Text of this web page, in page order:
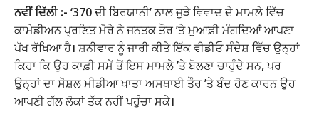
ਨਵੀਂ ਦਿੱਲੀ :- ‘370 ਦੀ ਬਿਰਯਾਨੀ’ ਨਾਲ ਜੁੜੇ ਵਿਵਾਦ ਦੇ ਮਾਮਲੇ ਵਿੱਚ
ਕਾਮੇਡੀਅਨ ਪ੍ਰਣਿਤ ਮੋਰੇ ਨੇ ਜਨਤਕ ਤੌਰ ’ਤੇ ਮੁਆਫ਼ੀ ਮੰਗਦਿਆਂ ਆਪਣਾ
ਪੱਖ ਰੱਖਿਆ ਹੈ। ਸ਼ਨੀਵਾਰ ਨੂੰ ਜਾਰੀ ਕੀਤੇ ਇੱਕ ਵੀਡੀਓ ਸੰਦੇਸ਼ ਵਿੱਚ ਉਨ੍ਹਾਂ
ਕਿਹਾ ਕਿ ਉਹ ਕਾਫ਼ੀ ਸਮੇਂ ਤੋਂ ਇਸ ਮਾਮਲੇ ’ਤੇ ਬੋਲਣਾ ਚਾਹੁੰਦੇ ਸਨ, ਪਰ
ਉਨ੍ਹਾਂ ਦਾ ਸੋਸ਼ਲ ਮੀਡੀਆ ਖਾਤਾ ਅਸਥਾਈ ਤੌਰ ’ਤੇ ਬੰਦ ਹੋਣ ਕਾਰਨ ਉਹ
ਆਪਣੀ ਗੱਲ ਲੋਕਾਂ ਤੱਕ ਨਹੀਂ ਪਹੁੰਚਾ ਸਕੇ।